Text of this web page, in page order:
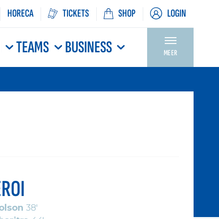
HORECA TICKETS SHOP LOGIN
TEAMS BUSINESS MEER
38'